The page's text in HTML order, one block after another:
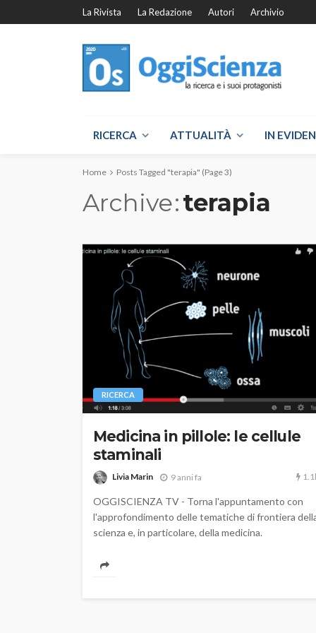
La Rivista La Redazione Autori Archivio
RICERCA ATTUALITÀ IN
Home Posts Tagged "terapia" (Page 3)
Archive terapia
RICERCA
Medicina in pillole: le cellule
staminali
Livia Marin 9 anni fa
OGGISCIENZA TV - Torna l'appuntamento con
l'approfondimento delle tematiche di frontiera
scienza e, in particolare, della medicina.